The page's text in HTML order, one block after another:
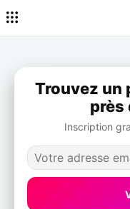
Trouvez un
près
Inscription